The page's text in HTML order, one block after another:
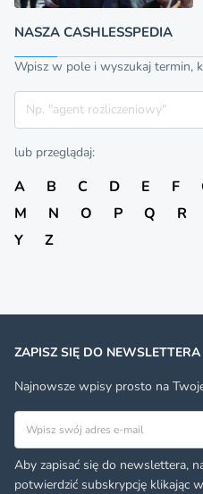
NASZA CASHLESSPEDIA
Wpisz w pole i wyszukaj termin,
Szukaj
lub przeglądaj:
A B C D E F
M
N O P Q R
Y
Z
ZAPISZ SIĘ DO NEWSLETTERA
Najnowsze wpisy prosto na
Adres email
Aby zapisać się do newslettera,
potwierdzić subskrypcję klikając